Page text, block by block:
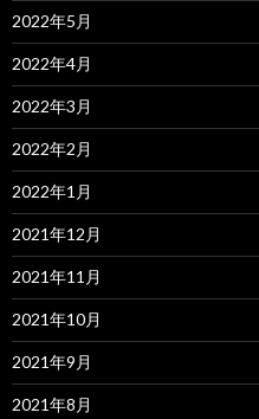
2022年5月
2022年4月
2022年3月
2022年2月
2022年1月
2021年12月
2021年11月
2021年10月
2021年9月
2021年8月